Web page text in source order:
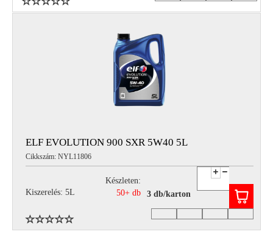
ELF EVOLUTION 900 SXR 5W40 5L
Cikkszám: NYL11806
Kiszerelés: 5L
Készleten:
50+ db
3 db/karton